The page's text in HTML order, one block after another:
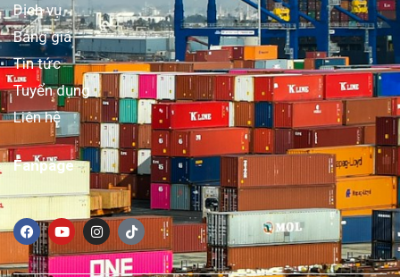
Dịch vụ
Bảng giá
Tin tức
Tuyển dụng
Liên hệ
Fanpage